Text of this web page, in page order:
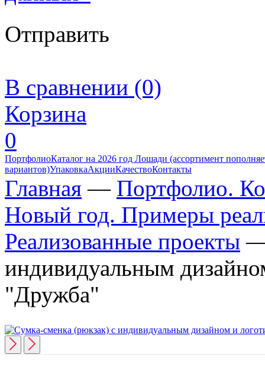
Отправить
В сравнении (0)
Корзина
0
ПортфолиоКаталог на 2026 год Лошади (ассортимент
вариантов)УпаковкаАкцииКачествоКонтакты
Главная — Портфолио.
Новый год. Примеры
Реализованные проекты
индивидуальным
"Дружба"